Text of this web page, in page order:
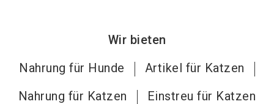
Wir bieten
Nahrung für Hunde
Artikel für Katzen
Nahrung für Katzen
Einstreu für Katzen